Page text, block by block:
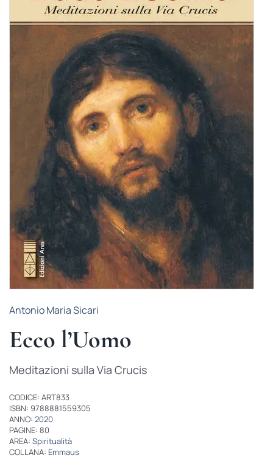
BIOGRAFIE
ATTUALITÀ
Antonio Maria Sicari
Ecco l’Uomo
Meditazioni sulla Via Crucis
CODICE: ART833
ISBN: 9788881559305
ANNO: 2020
PAGINE: 80
AREA: Spiritualità
COLLANA: Emmaus